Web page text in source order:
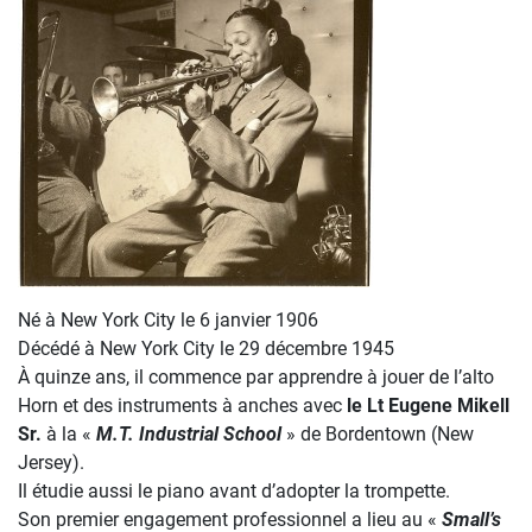
Né à New York City le 6 janvier 1906
Décédé à New York City le 29 décembre 1945
À quinze ans, il commence par apprendre à jouer de l’alto
Horn et des instruments à anches avec le Lt Eugene Mikell
Sr. à la « M.T. Industrial School» de Bordentown (New
Jersey).
Il étudie aussi le piano avant d’adopter la trompette.
Son premier engagement professionnel a lieu au « Small’s